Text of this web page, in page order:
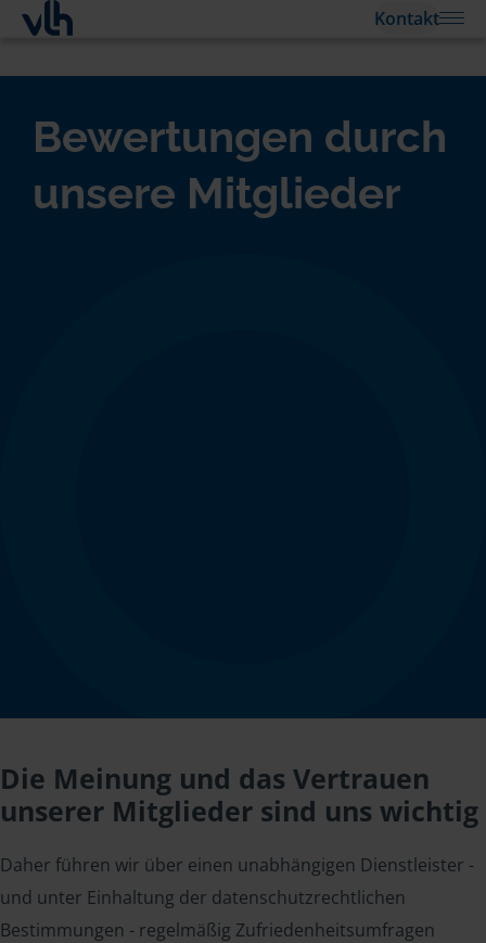
Kontakt
Bewertungen durch
unsere Mitglieder
Die Meinung und das Vertrauen
unserer Mitglieder sind uns wichtig
Daher führen wir über einen unabhängigen Dienstleister -
und unter Einhaltung der datenschutzrechtlichen
Bestimmungen - regelmäßig Zufriedenheitsumfragen